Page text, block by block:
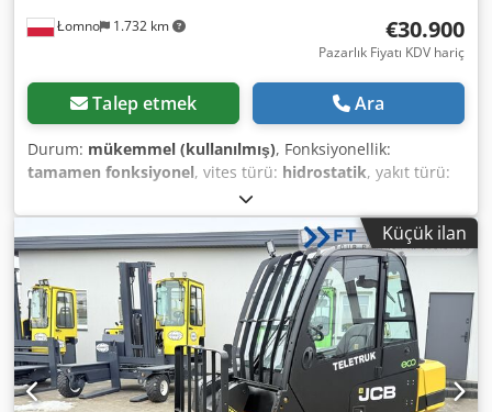
Łomno 1.732 km €30.900
Pazarlık Fiyatı KDV hariç
Talep etmek Ara
Durum: mükemmel (kullanılmış), Fonksiyonellik:
tamamen fonksiyonel, vites türü: hidrostatik, yakıt türü:
, toplam ağırlık:
kg, kaldırma yüksekliği:4.450 mm, lastik durumu:100
yüzde, direk tipi:teleskopik, Üretim yılı:2022, çalışma
saatleri:3.158 h, toplam uzunluk:3.200 mm, toplam
genişlik:
1.300 mm, toplam yükseklik:2.200 mm, ön lastik
ölçüsü:27X10-12 , arka lastik boyutu:23X9-10, yük merkezi:
600 mm , inşaat yüksekliği: 2.200 mm , çatalların uzunluğu:
1.500 mm, fork taşıyıcı genişliği:1.100 mm, yük kapasitesi:
3.000 kg, motor üreticisi:KOHLER, Ön lastik tipi:süper
elastik lastikler (siyah), arka lastik türü:
süper elastik
Küçük ilan